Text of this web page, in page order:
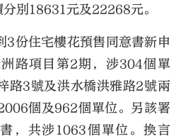
別18631元及22268元。
3份住宅樓花預售同意書新申
路項目第2期，涉304個單
路3號及洪水橋洪雅路2號兩
個及962個單位。另該署
，共涉1063個單位。換言